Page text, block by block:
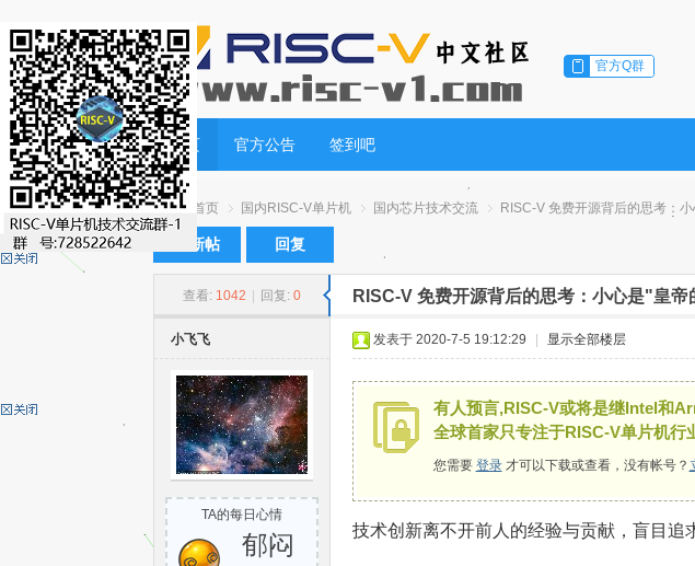
官方Q群
首页 官方公告 签到吧
首页
›
国内RISC-V单片机
›
国内芯片技术交流
›
RISC-V 免费开源背后的思考：
发新帖 回复
查看: 1042 回复: 0 RISC-V 免费开源背后的思考：小心是"皇帝
小飞飞
TA的每日心情
郁闷
发表于 2020-7-5 19:12:29 显示全部楼层
有人预言,RISC-V或将是继Intel和
全球首家只专注于RISC-V单片机行
您需要 登录才可以下载或查看，没有帐号？
技术创新离不开前人的经验与贡献，盲目追